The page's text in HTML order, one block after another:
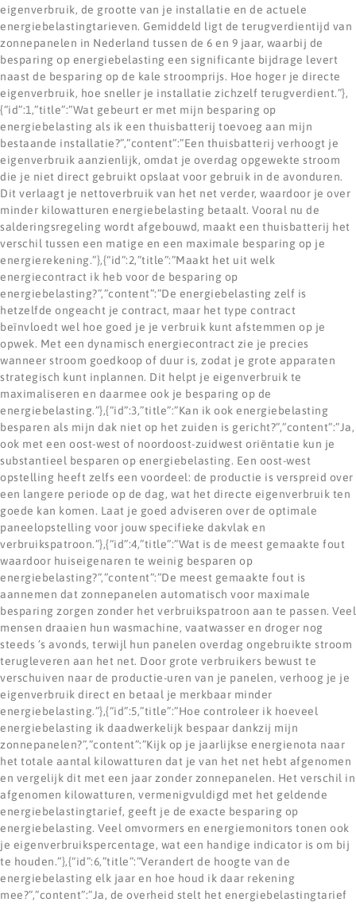
eigenverbruik, de grootte van je installatie en de actuele
energiebelastingtarieven. Gemiddeld ligt de terugverdientijd van
zonnepanelen in Nederland tussen de 6 en 9 jaar, waarbij de
besparing op energiebelasting een significante bijdrage levert
naast de besparing op de kale stroomprijs. Hoe hoger je directe
eigenverbruik, hoe sneller je installatie zichzelf terugverdient.”},
{“id”:1,”title”:”Wat gebeurt er met mijn besparing op
energiebelasting als ik een thuisbatterij toevoeg aan mijn
bestaande installatie?”,”content”:”Een thuisbatterij verhoogt je
eigenverbruik aanzienlijk, omdat je overdag opgewekte stroom
die je niet direct gebruikt opslaat voor gebruik in de avonduren.
Dit verlaagt je nettoverbruik van het net verder, waardoor je over
minder kilowatturen energiebelasting betaalt. Vooral nu de
salderingsregeling wordt afgebouwd, maakt een thuisbatterij het
verschil tussen een matige en een maximale besparing op je
energierekening.”},{“id”:2,”title”:”Maakt het uit welk
energiecontract ik heb voor de besparing op
energiebelasting?”,”content”:”De energiebelasting zelf is
hetzelfde ongeacht je contract, maar het type contract
beïnvloedt wel hoe goed je je verbruik kunt afstemmen op je
opwek. Met een dynamisch energiecontract zie je precies
wanneer stroom goedkoop of duur is, zodat je grote apparaten
strategisch kunt inplannen. Dit helpt je eigenverbruik te
maximaliseren en daarmee ook je besparing op de
energiebelasting.”},{“id”:3,”title”:”Kan ik ook energiebelasting
besparen als mijn dak niet op het zuiden is gericht?”,”content”:”Ja,
ook met een oost-west of noordoost-zuidwest oriëntatie kun je
substantieel besparen op energiebelasting. Een oost-west
opstelling heeft zelfs een voordeel: de productie is verspreid over
een langere periode op de dag, wat het directe eigenverbruik ten
goede kan komen. Laat je goed adviseren over de optimale
paneelopstelling voor jouw specifieke dakvlak en
verbruikspatroon.”},{“id”:4,”title”:”Wat is de meest gemaakte fout
waardoor huiseigenaren te weinig besparen op
energiebelasting?”,”content”:”De meest gemaakte fout is
aannemen dat zonnepanelen automatisch voor maximale
besparing zorgen zonder het verbruikspatroon aan te passen. Veel
mensen draaien hun wasmachine, vaatwasser en droger nog
steeds ’s avonds, terwijl hun panelen overdag ongebruikte stroom
terugleveren aan het net. Door grote verbruikers bewust te
verschuiven naar de productie-uren van je panelen, verhoog je je
eigenverbruik direct en betaal je merkbaar minder
energiebelasting.”},{“id”:5,”title”:”Hoe controleer ik hoeveel
energiebelasting ik daadwerkelijk bespaar dankzij mijn
zonnepanelen?”,”content”:”Kijk op je jaarlijkse energienota naar
het totale aantal kilowatturen dat je van het net hebt afgenomen
en vergelijk dit met een jaar zonder zonnepanelen. Het verschil in
afgenomen kilowatturen, vermenigvuldigd met het geldende
energiebelastingtarief, geeft je de exacte besparing op
energiebelasting. Veel omvormers en energiemonitors tonen ook
je eigenverbruikspercentage, wat een handige indicator is om bij
te houden.”},{“id”:6,”title”:”Verandert de hoogte van de
energiebelasting elk jaar en hoe houd ik daar rekening
mee?”,”content”:”Ja, de overheid stelt het energiebelastingtarief